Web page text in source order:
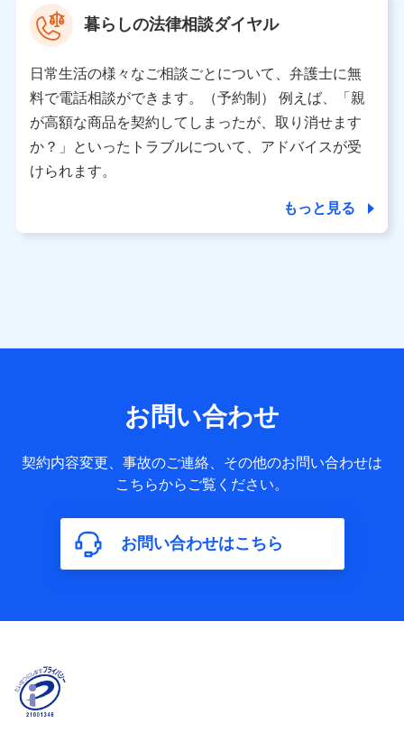
氏名、電話番号、メールアドレス、お客さまの識別子、属
性、連絡先、dポイントサービスのご利用に関する情報。例
として、dポイントカード番号、性別、年齢、家族構成、住
所、dポイント残高、dポイント利用履歴などが含まれます。
利用情報
当社又は株式会社NTTドコモが提供する各種サービスなどの
ご契約・ご利用などに関する情報。例として、当社又は株式
会社NTTドコモが提供する各種サービスのご契約状態・ご利
用履歴インターネット利用時の行動に関する情報、アプリケ
ーション利用時の行動に関する情報、購入されたサービスや
当社又は株式会社NTTドコモが提供する保険関連サービスに
送信履歴などの情報）が含まれます。
約に関する情報。例として、保険契約者及び被保険者の氏
名、住所、生年月日、性別、保険契約者と被保険者の関係、
保険加入の目的、保険商品の内容、保険料、保険料のお支払
年数などの情報、ペットの種類や年齢などの情報などが含ま
れます。
【共同して利用する者の範囲】
株式会社NTTドコモ
当社又は株式会社NTTドコモが提供する保険関連サービスに
おけるユーザ登録受付および管理のため
当社又は株式会社NTTドコモと取引のあるもしくは委託を受
暮らしの法律相談ダイヤル
日常生活の様々なご相談ごとについて、弁護士に無
料で電話相談ができます。（予約制） 例えば、「親
が高額な商品を契約してしまったが、取り消せます
か？」といったトラブルについて、アドバイスが受
けられます。
もっと見る
お問い合わせ
契約内容変更、事故のご連絡、その他のお問い合わせは
こちらからご覧ください。
お問い合わせはこちら